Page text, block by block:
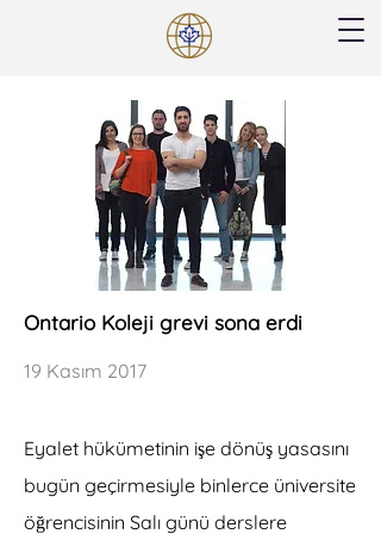
Ontario Koleji grevi sona erdi
19 Kasım 2017
Eyalet hükümetinin işe dönüş yasasını
bugün geçirmesiyle binlerce üniversite
öğrencisinin Salı günü derslere